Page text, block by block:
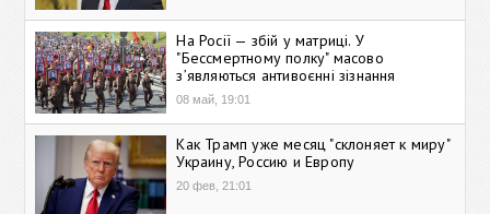
На Росії — збій у матриці. У
"Бессмертному полку" масово
зʼявляються антивоєнні зізнання
08 май, 19:01
Как Трамп уже месяц "склоняет к миру"
Украину, Россию и Европу
20 фев, 21:01